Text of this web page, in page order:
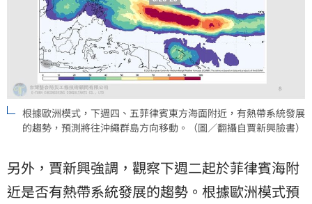
根據歐洲模式，下週四、五菲律賓東方海面附近，有熱帶系統發展
的趨勢，預測將往沖繩群島方向移動。（圖／翻攝自賈新興臉書）
另外，賈新興強調，觀察下週二起於菲律賓海附
近是否有熱帶系統發展的趨勢。根據歐洲模式預